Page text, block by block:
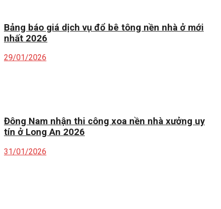
Bảng báo giá dịch vụ đổ bê tông nền nhà ở mới
nhất 2026
29/01/2026
Đông Nam nhận thi công xoa nền nhà xưởng uy
tín ở Long An 2026
31/01/2026